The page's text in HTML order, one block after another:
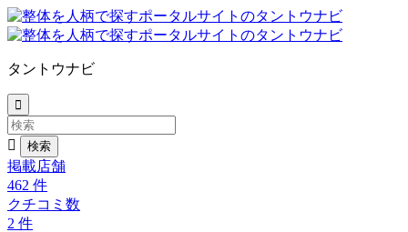
タントウナビ


掲載店舗
462 件
クチコミ数
2 件